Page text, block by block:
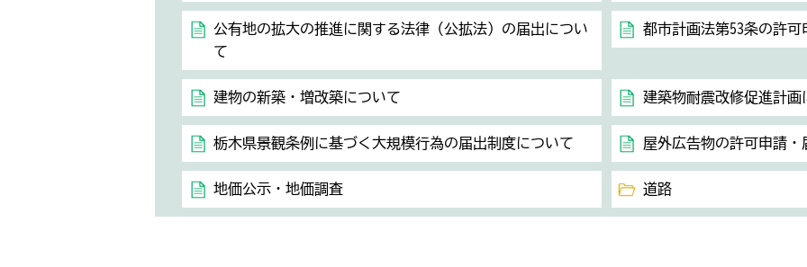
公有地の拡大の推進に関する法律（公拡法）の届出につい
て
都市計画法第53条の許可
建物の新築・増改築について 建築物耐震改修促進計画
栃木県景観条例に基づく大規模行為の届出制度について 屋外広告物の許可申請・
地価公示・地価調査 道路